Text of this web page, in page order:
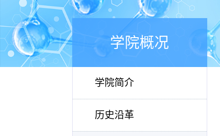
学院概况
学院简介
历史沿革